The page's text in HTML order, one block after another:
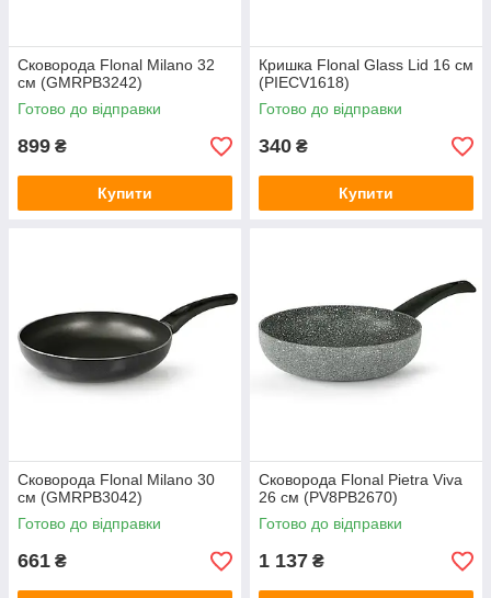
Сковорода Flonal Milano 32
см (GMRPB3242)
Готово до відправки
899 ₴
Купити
Кришка Flonal Glass Lid 16 см
(PIECV1618)
Готово до відправки
340 ₴
Купити
Сковорода Flonal Milano 30
см (GMRPB3042)
Готово до відправки
661 ₴
Сковорода Flonal Pietra Viva
26 см (PV8PB2670)
Готово до відправки
1 137 ₴